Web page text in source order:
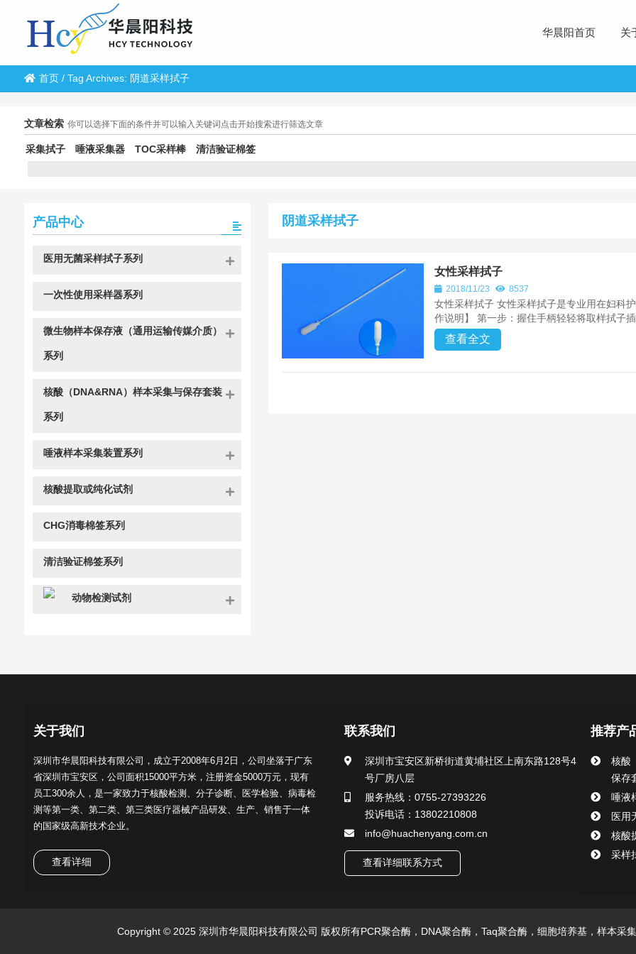
华晨阳首页 关
首页/ Tag Archives: 阴道采样拭子
文章检索 你可以选择下面的条件并可以输入关键词点击开始搜索进行筛选文章
采集拭子 唾液采集器 TOC采样棒 清洁验证棉签
阴道采样拭子
女性采样拭子
2018/11/23 8537
女性采样拭子 女性采样拭子是专业用在妇科
作说明】 第一步：握住手柄轻轻将取样拭子
查看全文
产品中心
医用无菌采样拭子系列
一次性使用采样器系列
微生物样本保存液（通用运输传媒介质）
系列
核酸（DNA&RNA）样本采集与保存套装
系列
唾液样本采集装置系列
核酸提取或纯化试剂
CHG消毒棉签系列
清洁验证棉签系列
动物检测试剂
关于我们
深圳市华晨阳科技有限公司，成立于2008年6月2日，公司坐落于广东
省深圳市宝安区，公司面积15000平方米，注册资金5000万元，现有
员工300余人，是一家致力于核酸检测、分子诊断、医学检验、病毒检
测等第一类、第二类、第三类医疗器械产品研发、生产、销售于一体
的国家级高新技术企业。
查看详细
联系我们
深圳市宝安区新桥街道黄埔社区上南东路128号4
号厂房八层
服务热线：0755-27393226
投诉电话：13802210808
info@huachenyang.com.cn
查看详细联系方式
推荐产
核酸
保存
唾液
医用
核酸
采样
Copyright © 2025 深圳市华晨阳科技有限公司 版权所有PCR聚合酶，DNA聚合酶，Taq聚合酶，细胞培养基，样本采